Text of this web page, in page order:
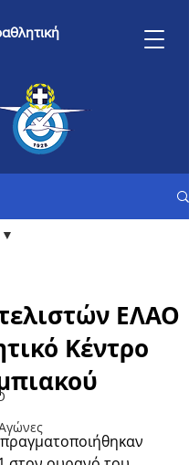
ΕΛΑΟ
Κέντρο